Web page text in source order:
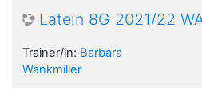
Latein 8G 2021/22
Trainer/in: Barbara
Wankmiller